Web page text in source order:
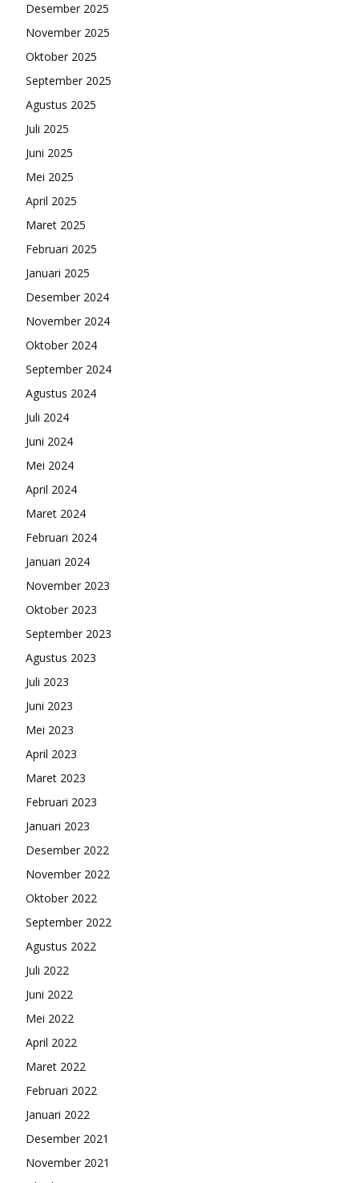
Desember 2025
November 2025
Oktober 2025
September 2025
Agustus 2025
Juli 2025
Juni 2025
Mei 2025
April 2025
Maret 2025
Februari 2025
Januari 2025
Desember 2024
November 2024
Oktober 2024
September 2024
Agustus 2024
Juli 2024
Juni 2024
Mei 2024
April 2024
Maret 2024
Februari 2024
Januari 2024
November 2023
Oktober 2023
September 2023
Agustus 2023
Juli 2023
Juni 2023
Mei 2023
April 2023
Maret 2023
Februari 2023
Januari 2023
Desember 2022
November 2022
Oktober 2022
September 2022
Agustus 2022
Juli 2022
Juni 2022
Mei 2022
April 2022
Maret 2022
Februari 2022
Januari 2022
Desember 2021
November 2021